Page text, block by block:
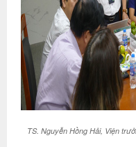
TS. Nguyễn Hồng Hải, Viện